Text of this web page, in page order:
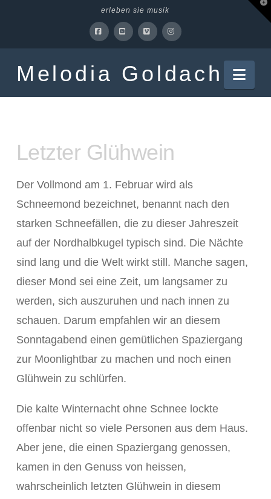
erleben sie musik
Melodia Goldach
Letzter Glühwein
Der Vollmond am 1. Februar wird als
Schneemond bezeichnet, benannt nach den
starken Schneefällen, die zu dieser Jahreszeit
auf der Nordhalbkugel typisch sind. Die Nächte
sind lang und die Welt wirkt still. Manche sagen,
dieser Mond sei eine Zeit, um langsamer zu
werden, sich auszuruhen und nach innen zu
schauen. Darum empfahlen wir an diesem
Sonntagabend einen gemütlichen Spaziergang
zur Moonlightbar zu machen und noch einen
Glühwein zu schlürfen.
Die kalte Winternacht ohne Schnee lockte
offenbar nicht so viele Personen aus dem Haus.
Aber jene, die einen Spaziergang genossen,
kamen in den Genuss von heissen,
wahrscheinlich letzten Glühwein in diesem